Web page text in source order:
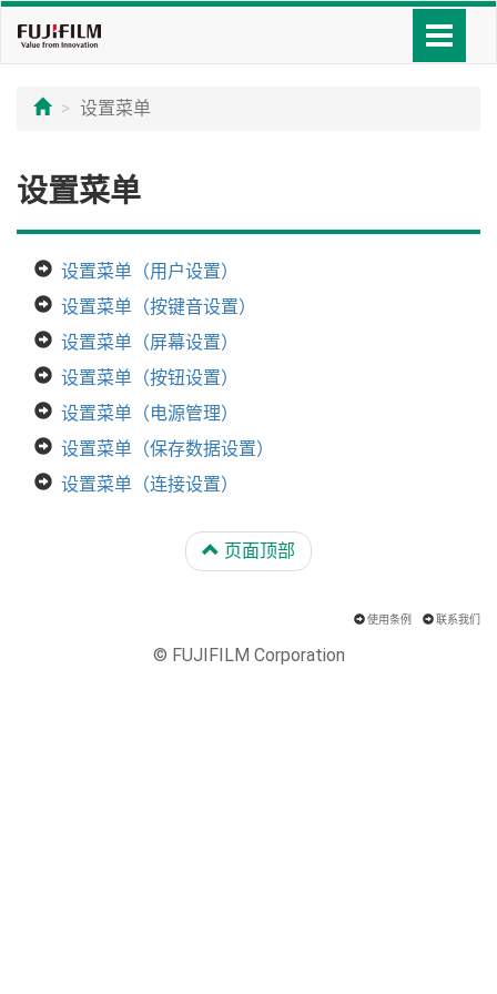
设置菜单
设置菜单
设置菜单（用户设置）
设置菜单（按键音设置）
设置菜单（屏幕设置）
设置菜单（按钮设置）
设置菜单（电源管理）
设置菜单（保存数据设置）
设置菜单（连接设置）
页面顶部
使用条例 联系我们
© FUJIFILM Corporation